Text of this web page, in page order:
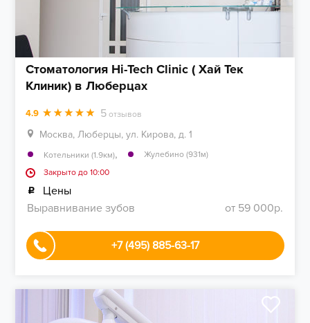
Стоматология Hi-Tech Clinic ( Хай Тек
Клиник) в Люберцах
4.9 5 отзывов
Москва, Люберцы, ул. Кирова, д. 1
Котельники (1.9км),
Жулебино (931м)
Закрыто до 10:00
Цены
Выравнивание зубов
от 59 000р.
+7 (495) 885-63-17